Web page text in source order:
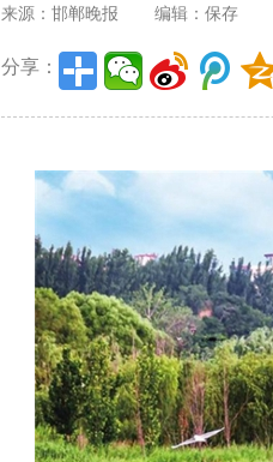
来源：邯郸晚报 编辑：保存
分享：